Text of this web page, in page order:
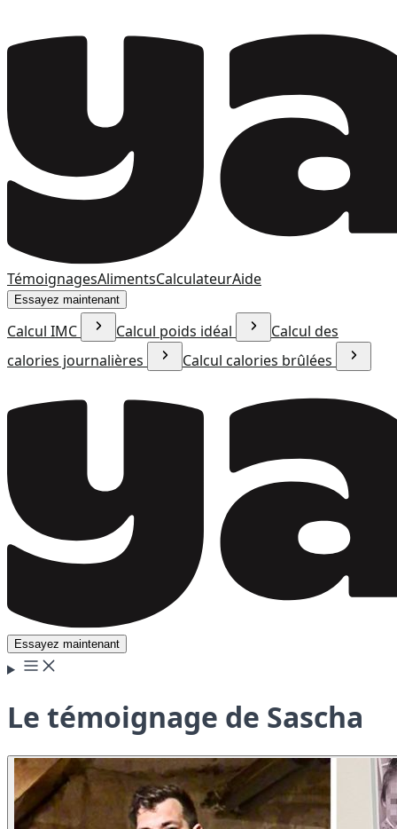
TémoignagesAlimentsCalculateurAide
Essayez maintenant
Calcul IMC Calcul poids idéal
Calcul des
calories journalières
Calcul calories brûlées
Essayez maintenant
Le témoignage de Sascha